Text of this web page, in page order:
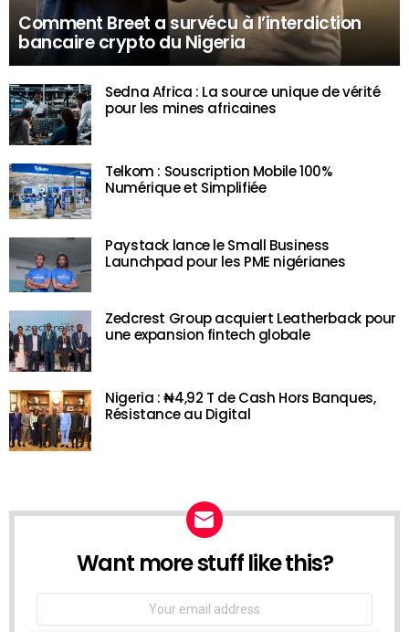
Comment Breet a survécu à l’interdiction
bancaire crypto du Nigeria
Sedna Africa : La source unique de vérité
pour les mines africaines
Telkom : Souscription Mobile 100%
Numérique et Simplifiée
Paystack lance le Small Business
Launchpad pour les PME nigérianes
Zedcrest Group acquiert Leatherback pour
une expansion fintech globale
Nigeria : ₦4,92 T de Cash Hors Banques,
Résistance au Digital
NEWSLETTER
Want more stuff like this?
Email